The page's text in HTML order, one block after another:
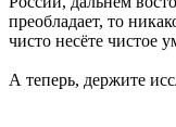
преобладает, то
чисто несёте чистое
А теперь, держите